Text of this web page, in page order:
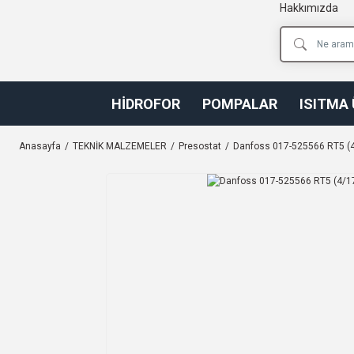
Hakkımızda
HİDROFOR POMPALAR ISITMA
Anasayfa TEKNİK MALZEMELER Presostat Danfoss 017-525566 RT5